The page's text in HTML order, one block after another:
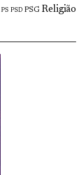
PS PSD PSG Religião